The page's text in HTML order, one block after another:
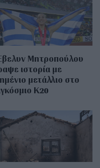
Μητροπούλου
ιστορία με
μετάλλιο στο
Κ20